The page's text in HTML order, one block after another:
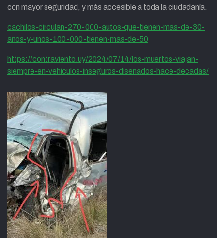
con mayor seguridad, y más accesible a toda la ciudadanía.
cachilos-circulan-270-000-autos-que-tienen-mas-de-30-
anos-y-unos-100-000-tienen-mas-de-50
https://contraviento.uy/2024/07/14/los-muertos-viajan-
siempre-en-vehiculos-inseguros-disenados-hace-decadas/